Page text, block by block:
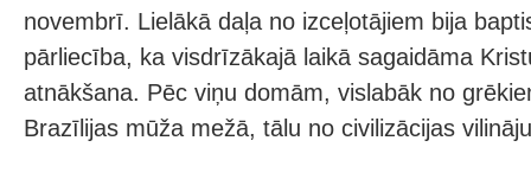
novembrī. Lielākā daļa no izceļotājiem bija
pārliecība, ka visdrīzākajā laikā sagaidāma
atnākšana. Pēc viņu domām, vislabāk no
Brazīlijas mūža mežā, tālu no civilizācijas